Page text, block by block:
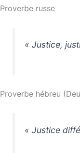
Proverbe russe
« Justice,
Proverbe hébreu
« Justice